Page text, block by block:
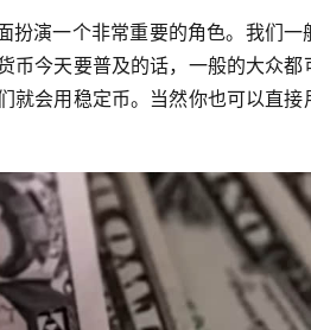
演一个非常重要的角色。我们一
币今天要普及的话，一般的大众都
就会用稳定币。当然你也可以直接